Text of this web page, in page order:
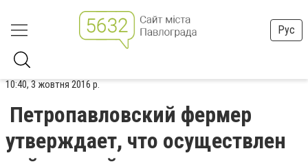
Рус
10:40, 3 жовтня 2016 р.
Петропавловский фермер
утверждает, что осуществлен